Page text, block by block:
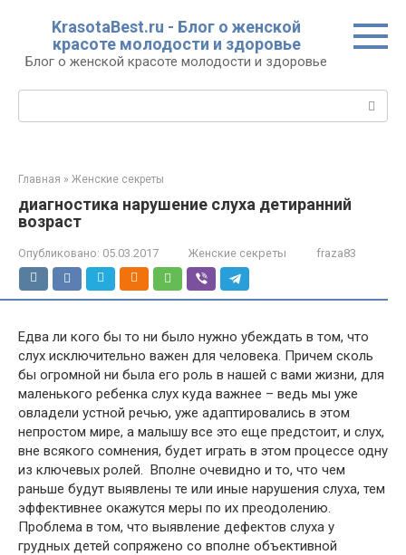
контенту
KrasotaBest.ru - Блог о женской
красоте молодости и здоровье
Блог о женской красоте молодости и здоровье
Главная » Женские секреты
диагностика нарушение слуха детиранний
возраст
Опубликовано: 05.03.2017 Женские секреты fraza83
Едва ли кого бы то ни было нужно убеждать в том, что
слух исключительно важен для человека. Причем сколь
бы огромной ни была его роль в нашей с вами жизни, для
маленького ребенка слух куда важнее – ведь мы уже
овладели устной речью, уже адаптировались в этом
непростом мире, а малышу все это еще предстоит, и слух,
вне всякого сомнения, будет играть в этом процессе одну
из ключевых ролей. Вполне очевидно и то, что чем
раньше будут выявлены те или иные нарушения слуха, тем
эффективнее окажутся меры по их преодолению.
Проблема в том, что выявление дефектов слуха у
грудных детей сопряжено со вполне объективной